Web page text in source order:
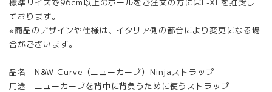
ております。
※商品のデザインや仕様は、イタリア側の都合により変更になる場
合がございます。
--------------------------------------------
品名 N&W Curve（ニューカーブ）Ninjaストラップ
用途 ニューカーブを背中に背負うために使うストラップ